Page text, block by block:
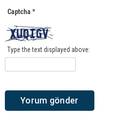
Captcha *
Type the text displayed above: